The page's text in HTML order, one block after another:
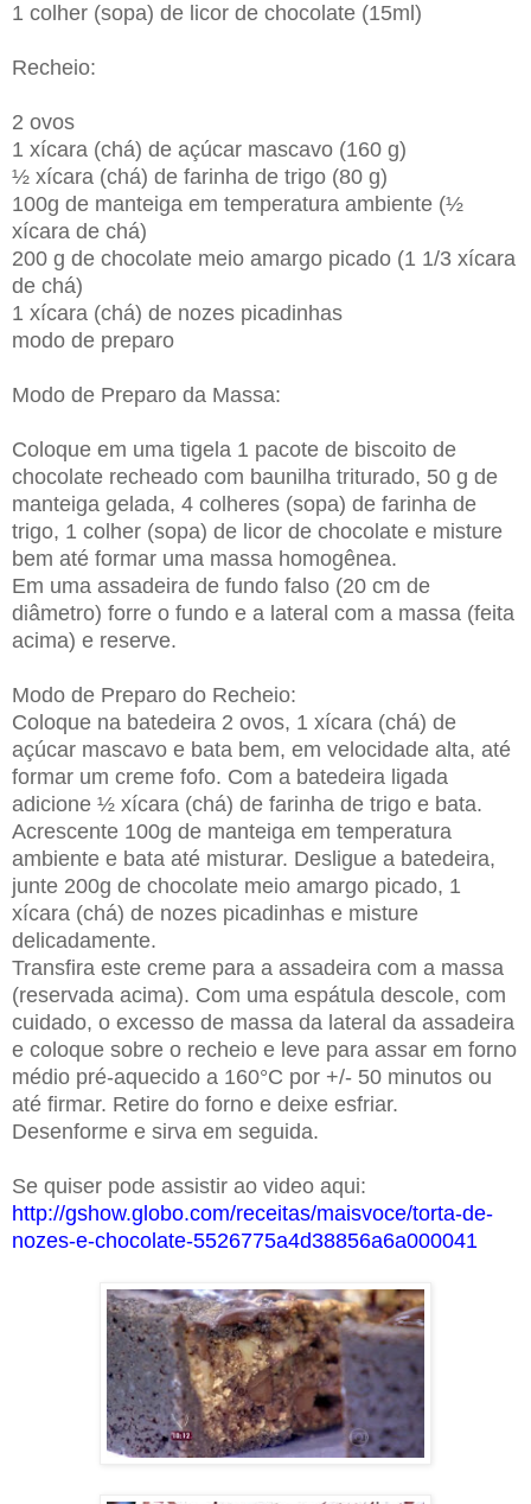
1 colher (sopa) de licor de chocolate (15ml)
Recheio:
2 ovos
1 xícara (chá) de açúcar mascavo (160 g)
½ xícara (chá) de farinha de trigo (80 g)
100g de manteiga em temperatura ambiente (½
xícara de chá)
200 g de chocolate meio amargo picado (1 1/3 xícara
de chá)
1 xícara (chá) de nozes picadinhas
modo de preparo
Modo de Preparo da Massa:
Coloque em uma tigela 1 pacote de biscoito de
chocolate recheado com baunilha triturado, 50 g de
manteiga gelada, 4 colheres (sopa) de farinha de
trigo, 1 colher (sopa) de licor de chocolate e misture
bem até formar uma massa homogênea.
Em uma assadeira de fundo falso (20 cm de
diâmetro) forre o fundo e a lateral com a massa (feita
acima) e reserve.
Modo de Preparo do Recheio:
Coloque na batedeira 2 ovos, 1 xícara (chá) de
açúcar mascavo e bata bem, em velocidade alta, até
formar um creme fofo. Com a batedeira ligada
adicione ½ xícara (chá) de farinha de trigo e bata.
Acrescente 100g de manteiga em temperatura
ambiente e bata até misturar. Desligue a batedeira,
junte 200g de chocolate meio amargo picado, 1
xícara (chá) de nozes picadinhas e misture
delicadamente.
Transfira este creme para a assadeira com a massa
(reservada acima). Com uma espátula descole, com
cuidado, o excesso de massa da lateral da assadeira
e coloque sobre o recheio e leve para assar em forno
médio pré-aquecido a 160°C por +/- 50 minutos ou
até firmar. Retire do forno e deixe esfriar.
Desenforme e sirva em seguida.
Se quiser pode assistir ao video aqui:
http://gshow.globo.com/receitas/maisvoce/torta-de-
nozes-e-chocolate-5526775a4d38856a6a000041